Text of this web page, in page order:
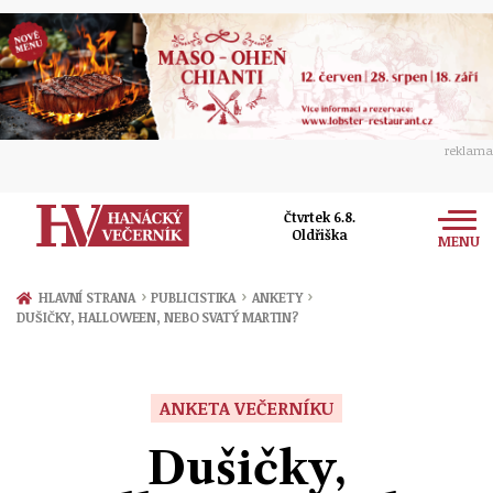
reklama
Čtvrtek 6.8.
Oldřiška
MENU
Zprávy
HLAVNÍ STRANA › PUBLICISTIKA › ANKETY ›
DUŠIČKY, HALLOWEEN, NEBO SVATÝ MARTIN?
ANKETA VEČERNÍKU
Dušičky,